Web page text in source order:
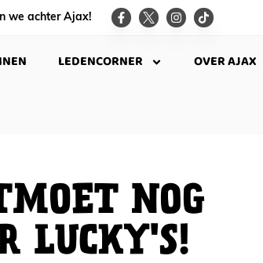
we achter Ajax!
LEDENCORNER OVER AJAX
NOG
LUCKY'S!